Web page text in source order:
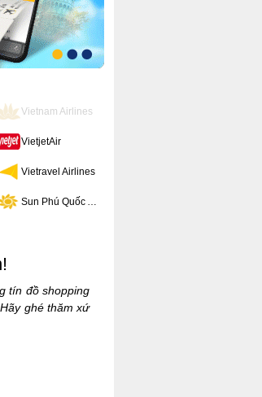
VietjetAir
Vietravel Airlines
Sun Phú Quốc Airways
Bamboo Airways
tín đồ shopping
ghé thăm xứ